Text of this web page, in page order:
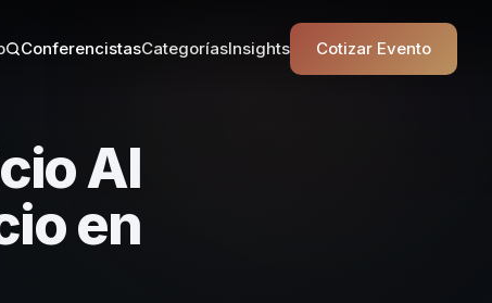
ConferencistasCategoríasInsights Cotizar Evento
Al
en